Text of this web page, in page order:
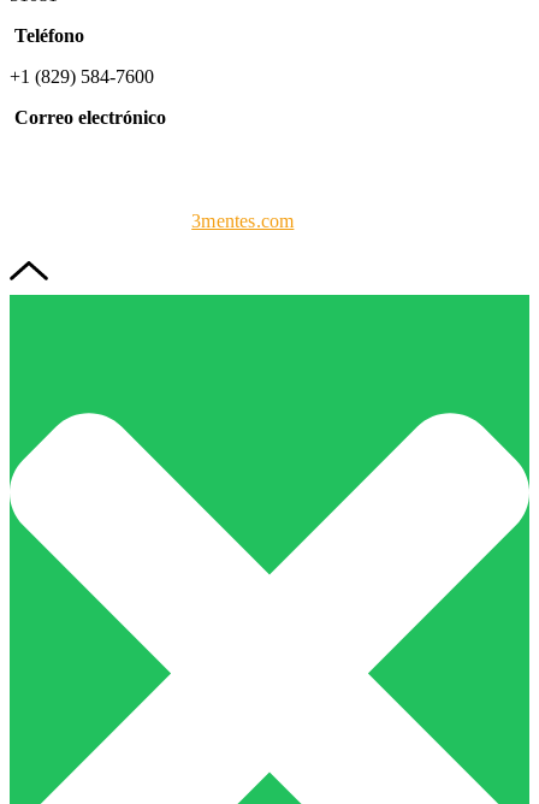
Teléfono
+1 (829) 584-7600
Correo electrónico
programación web por3mentes.com